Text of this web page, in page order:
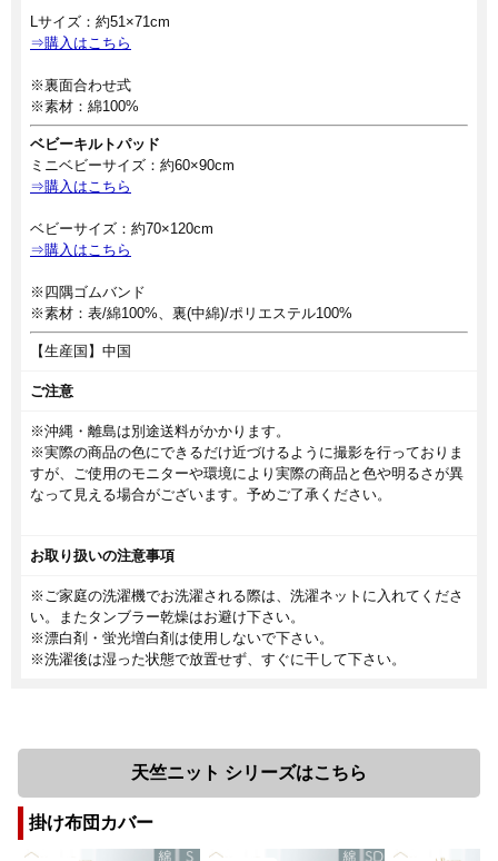
Lサイズ：約51×71cm
⇒購入はこちら
※裏面合わせ式
※素材：綿100%
ベビーキルトパッド
ミニベビーサイズ：約60×90cm
⇒購入はこちら
ベビーサイズ：約70×120cm
⇒購入はこちら
※四隅ゴムバンド
※素材：表/綿100%、裏(中綿)/ポリエステル100%
【生産国】中国
ご注意
※沖縄・離島は別途送料がかかります。
※実際の商品の色にできるだけ近づけるように撮影を行っておりま
すが、ご使用のモニターや環境により実際の商品と色や明るさが異
なって見える場合がございます。予めご了承ください。
お取り扱いの注意事項
※ご家庭の洗濯機でお洗濯される際は、洗濯ネットに入れてくださ
い。またタンブラー乾燥はお避け下さい。
※漂白剤・蛍光増白剤は使用しないで下さい。
※洗濯後は湿った状態で放置せず、すぐに干して下さい。
天竺ニット シリーズはこちら
掛け布団カバー